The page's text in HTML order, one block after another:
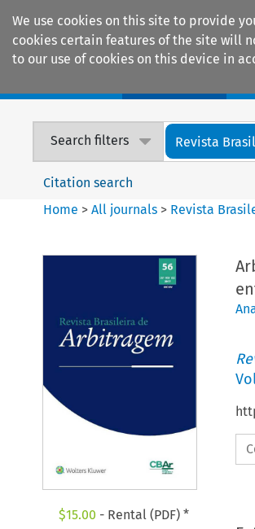
We use cookies on this site to provide
cookies certain features of the site will
to our use of cookies on this device in
Search filters Revista
Citation search
Home >All journals > Revista
$15.00 - Rental (PDF) *